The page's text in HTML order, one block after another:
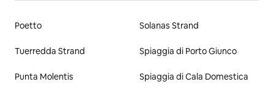
Poetto Solanas Strand
Tuerredda Strand Spiaggia di Porto Giunco
Punta Molentis Spiaggia di Cala Domestica